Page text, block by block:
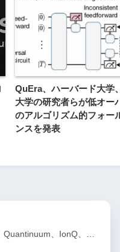
QuEra、ハーバード大学
大学の研究者らが低オー
のアルゴリズム的フォー
ンスを発表
Quantinuum、IonQ、…